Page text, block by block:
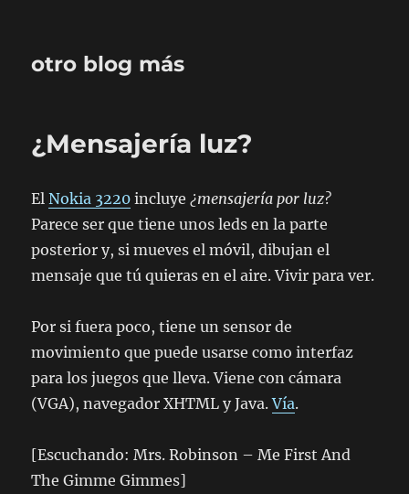
otro blog más
¿Mensajería luz?
ElNokia 3220 incluye¿mensajería por luz?
Parece ser que tiene unos leds en la parte
posterior y, si mueves el móvil, dibujan el
mensaje que tú quieras en el aire. Vivir para ver.
Por si fuera poco, tiene un sensor de
movimiento que puede usarse como interfaz
para los juegos que lleva. Viene con cámara
(VGA), navegador XHTML y Java.Vía.
[Escuchando: Mrs. Robinson – Me First And
The Gimme Gimmes]